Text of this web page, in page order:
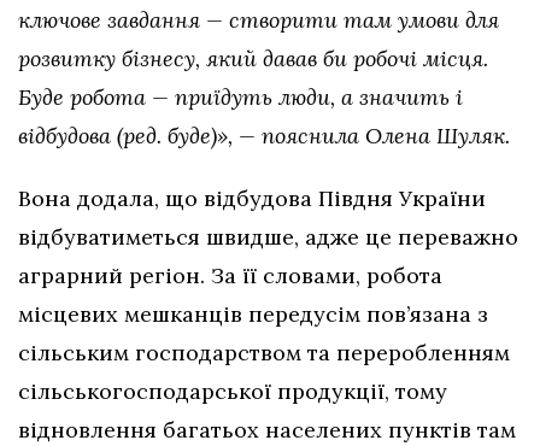
ключове завдання — створити там умови для
розвитку бізнесу, який давав би робочі місця.
Буде робота — приїдуть люди, а значить і
відбудова (ред. буде)», — пояснила Олена Шуляк.
Вона додала, що відбудова Півдня України
відбуватиметься швидше, адже це переважно
аграрний регіон. За її словами, робота
місцевих мешканців передусім пов’язана з
сільським господарством та переробленням
сільськогосподарської продукції, тому
відновлення багатьох населених пунктів там